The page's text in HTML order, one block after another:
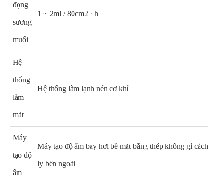
đọng
sương
muối
1 ~ 2ml / 80cm2 · h
Hệ
thống
làm
mát
Hệ thống làm lạnh nén cơ khí
Máy
tạo độ
ẩm
Máy tạo độ ẩm bay hơi bề mặt bằng thép không gỉ cách
ly bên ngoài